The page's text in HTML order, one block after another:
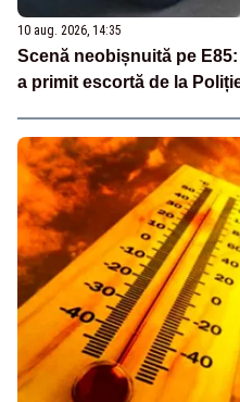
10 aug. 2026, 14:35
Scenă neobișnuită pe
a primit escortă de la